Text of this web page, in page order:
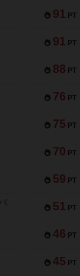
91 PT
91 PT
88 PT
76 PT
75 PT
70 PT
59 PT
51 PT
46 PT
45 PT